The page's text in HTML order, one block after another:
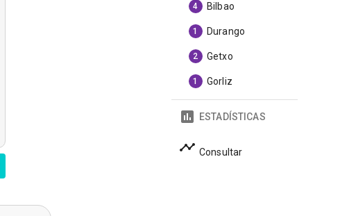
4 Bilbao
1 Durango
2 Getxo
1 Gorliz
ESTADÍSTICAS
Consultar